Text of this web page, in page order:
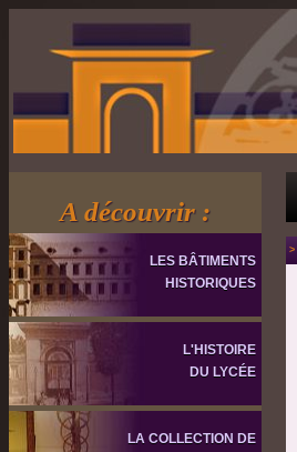
A découvrir :
LES BÂTIMENTS
HISTORIQUES
L'HISTOIRE
DU LYCÉE
LA COLLECTION DE
>